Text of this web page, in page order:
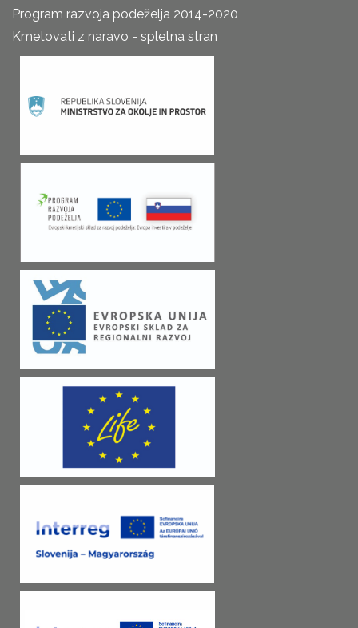
Program razvoja podeželja 2014-2020
Kmetovati z naravo - spletna stran